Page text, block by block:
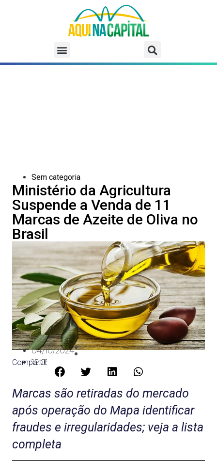
Sem categoria
Ministério da Agricultura
Suspende a Venda de 11
Marcas de Azeite de Oliva no
Brasil
04/10/2024
15:03
Compartilhe:
Marcas são retiradas do mercado
após operação do Mapa identificar
fraudes e irregularidades; veja a lista
completa